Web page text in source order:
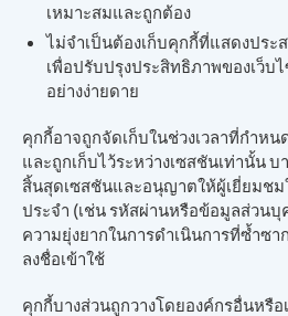
เหมาะสมและถูกต้อง
ไม่จำเป็นต้องเก็บคุกกี้ที่แสดงประ
เพื่อปรับปรุงประสิทธิภาพของเว็บ
อย่างง่ายดาย
คุกกี้อาจถูกจัดเก็บในช่วงเวลาที่กำหน
และถูกเก็บไว้ระหว่างเซสชันเท่านั้น
สิ้นสุดเซสชันและอนุญาตให้ผู้เยี่ยมช
ประจำ (เช่น รหัสผ่านหรือข้อมูลส่วน
ความยุ่งยากในการดำเนินการที่ซ้ำซา
ลงชื่อเข้าใช้
คุกกี้บางส่วนถูกวางโดยองค์กรอื่นหรือ